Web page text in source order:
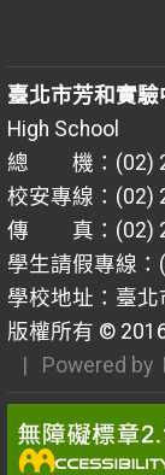
臺北市芳和實驗
High School
總 機：(02)
校安專線：(02)
傳 真：(02)
學生請假專線
學校地址：臺
版權所有 ©
| Powered by